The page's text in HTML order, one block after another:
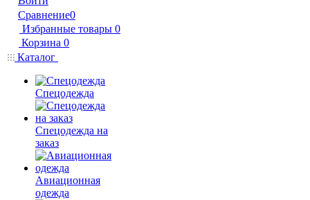
Сравнение0
Избранные товары 0
Корзина 0
Каталог
Спецодежда
Спецодежда на
заказ
Авиационная
одежда